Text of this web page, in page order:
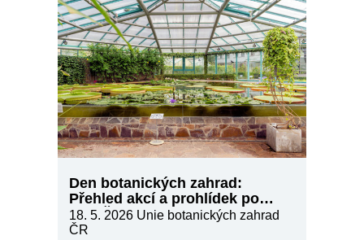
Den botanických zahrad:
Přehled akcí a prohlídek po
celé ČR
18. 5. 2026 Unie botanických zahrad
ČR